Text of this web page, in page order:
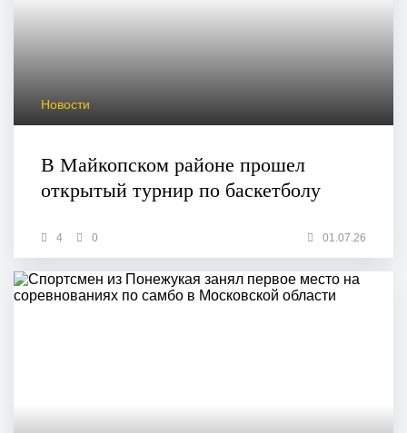
Новости
В Майкопском районе прошел
открытый турнир по баскетболу
4 0 01.07.26